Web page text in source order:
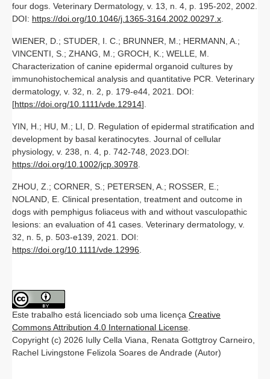
four dogs. Veterinary Dermatology, v. 13, n. 4, p. 195-202, 2002.
DOI: https://doi.org/10.1046/j.1365-3164.2002.00297.x
WIENER, D.; STUDER, I. C.; BRUNNER, M.; HERMANN, A.;
VINCENTI, S.; ZHANG, M.; GROCH, K.; WELLE, M.
Characterization of canine epidermal organoid cultures by
immunohistochemical analysis and quantitative PCR. Veterinary
dermatology, v. 32, n. 2, p. 179-e44, 2021. DOI:
[https://doi.org/10.1111/vde.12914].
YIN, H.; HU, M.; LI, D. Regulation of epidermal stratification and
development by basal keratinocytes. Journal of cellular
physiology, v. 238, n. 4, p. 742-748, 2023.DOI:
https://doi.org/10.1002/jcp.30978
ZHOU, Z.; CORNER, S.; PETERSEN, A.; ROSSER, E.;
NOLAND, E. Clinical presentation, treatment and outcome in
dogs with pemphigus foliaceus with and without vasculopathic
lesions: an evaluation of 41 cases. Veterinary dermatology, v.
32, n. 5, p. 503-e139, 2021. DOI:
https://doi.org/10.1111/vde.12996
Este trabalho está licenciado sob uma licença Creative
Commons Attribution 4.0 International License
Copyright (c) 2026 Iully Cella Viana, Renata Gottgtroy Carneiro,
Rachel Livingstone Felizola Soares de Andrade (Autor)